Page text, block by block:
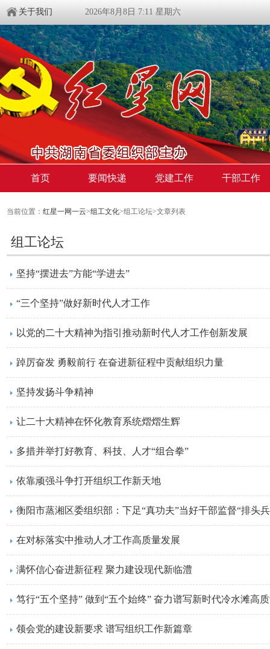
关于我们 2026年8月8日 7:11 星期六
首页 要闻快递 党建工作 干部工作
当前位置： 红星一网一云>组工文化>组工论坛>文章列表
组工论坛
坚持“摆进去”方能“学进去”
“三个坚持”做好新时代人才工作
以党的二十大精神为指引推动新时代人才工作创新发展
踔厉奋发 勇毅前行 在奋进新征程中贡献组织力量
坚持发扬斗争精神
让二十大精神在怀化教育系统熠熠生辉
多措并举打好教育、科技、人才“组合拳”
依靠顽强斗争打开组织工作新天地
衡阳市蒸湘区委组织部：下足“真功夫”当好干部监督“排头
在对标落实中推动人才工作高质量发展
满怀信心奋进新征程 聚力建设现代新临澧
笃行“五个坚持” 做到“五个始终” 奋力谱写新时代冷水滩高
领会党的建设新要求 谱写组织工作新篇章